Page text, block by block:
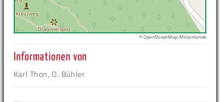
© OpenStreetMap-Mitwirkende
Informationen von
Karl Thon, O. Bühler